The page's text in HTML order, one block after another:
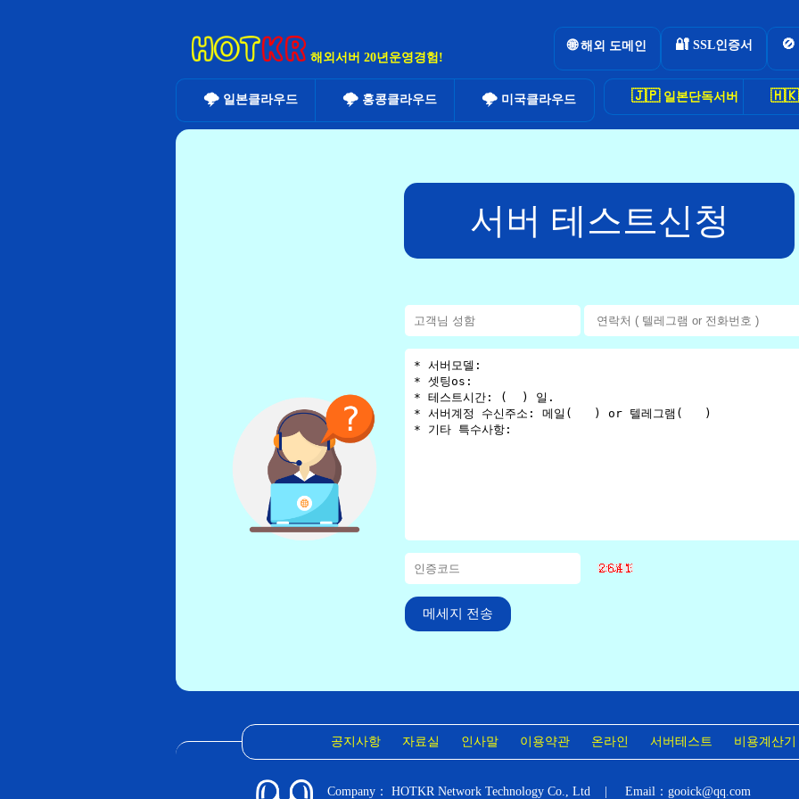
해외서버 20년운영경험!
🌐해외 도메인 🔐 SSL인증서 🚫
🌩️ 일본클라우드 🌩홍콩클라우드 🌩 미국클라우드 🇯🇵일본단독서버 🇭🇰
서버 테스트신청
공지사항 자료실 인사말 이용약관 온라인 서버테스트 비용계산기
Company： HOTKR Network Technology Co., Ltd | Email：gooick@qq.com